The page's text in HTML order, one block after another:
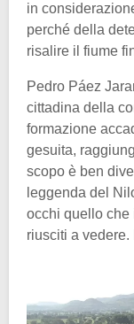
in
perché della
risalire il fiume
Pedro Páez
cittadina della
formazione
gesuita,
scopo è ben
leggenda del
occhi quello che
riusciti a vedere.